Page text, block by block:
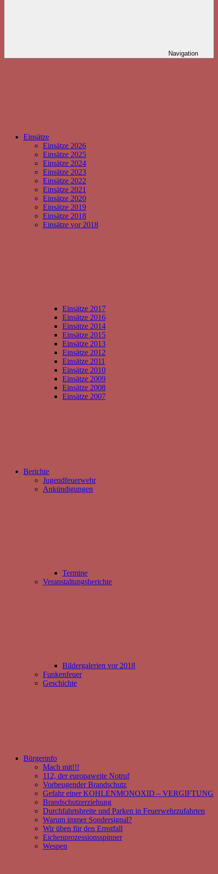
Navigation
Einsätze
Einsätze 2026
Einsätze 2025
Einsätze 2024
Einsätze 2023
Einsätze 2022
Einsätze 2021
Einsätze 2020
Einsätze 2019
Einsätze 2018
Einsätze vor 2018
Einsätze 2017
Einsätze 2016
Einsätze 2014
Einsätze 2015
Einsätze 2013
Einsätze 2012
Einsätze 2011
Einsätze 2010
Einsätze 2009
Einsätze 2008
Einsätze 2007
Berichte
Jugendfeuerwehr
Ankündigungen
Termine
Veranstaltungsberichte
Bildergalerien vor 2018
Funkenfeuer
Geschichte
Bürgerinfo
Mach mit!!!
112, der europaweite Notruf
Vorbeugender Brandschutz
Gefahr einer KOHLENMONOXID – VERGIFTUNG
Brandschutzerziehung
Durchfahrtsbreite und Parken in Feuerwehrzufahrten
Warum immer Sondersignal?
Wir üben für den Ernstfall
Eichenprozessionsspinner
Wespen